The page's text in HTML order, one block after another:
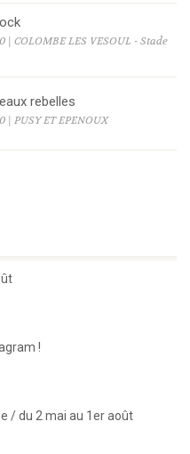
| COLOMBE LES VESOUL - Stade
rebelles
| PUSY ET EPENOUX
!
/ du 2 mai au 1er août